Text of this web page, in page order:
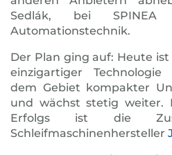
Sedlák, bei SPINEA
Automationstechnik.
Der Plan ging auf: Heute
einzigartiger
dem Gebiet kompakter
und wächst stetig weiter.
Erfolgs ist die
Schleifmaschinenhersteller